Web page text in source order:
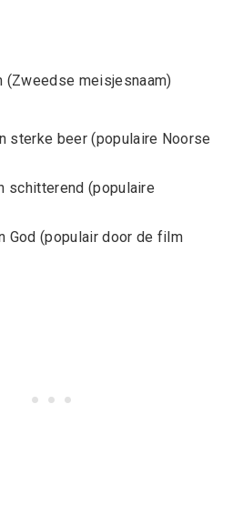
(Zweedse meisjesnaam)
sterke beer (populaire Noorse
schitterend (populaire
God (populair door de film